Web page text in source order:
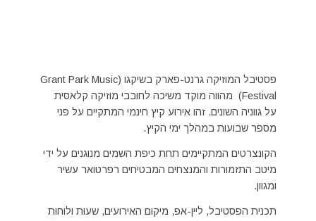
פסטיבל המוזיקה גרנט-פארק בשיקגו (Grant Park Music
Festival) מהווה מוקד משיכה לחובבי מוזיקה קלאסית
על גווניה השונים. זהו אירוע קיץ חינמי המתקיים על פני
מספר שבועות במהלך ימי הקיץ.
הקונצרטים המתקיימים תחת כיפת השמים מנוגנים על ידי
מיטב התזמורות והמנצחים המבטיחים רפרטואר עשיר
ומגוון.
תכנית הפסטיבל, ליין-אפ, מיקום האירועים, שעות ולוחות